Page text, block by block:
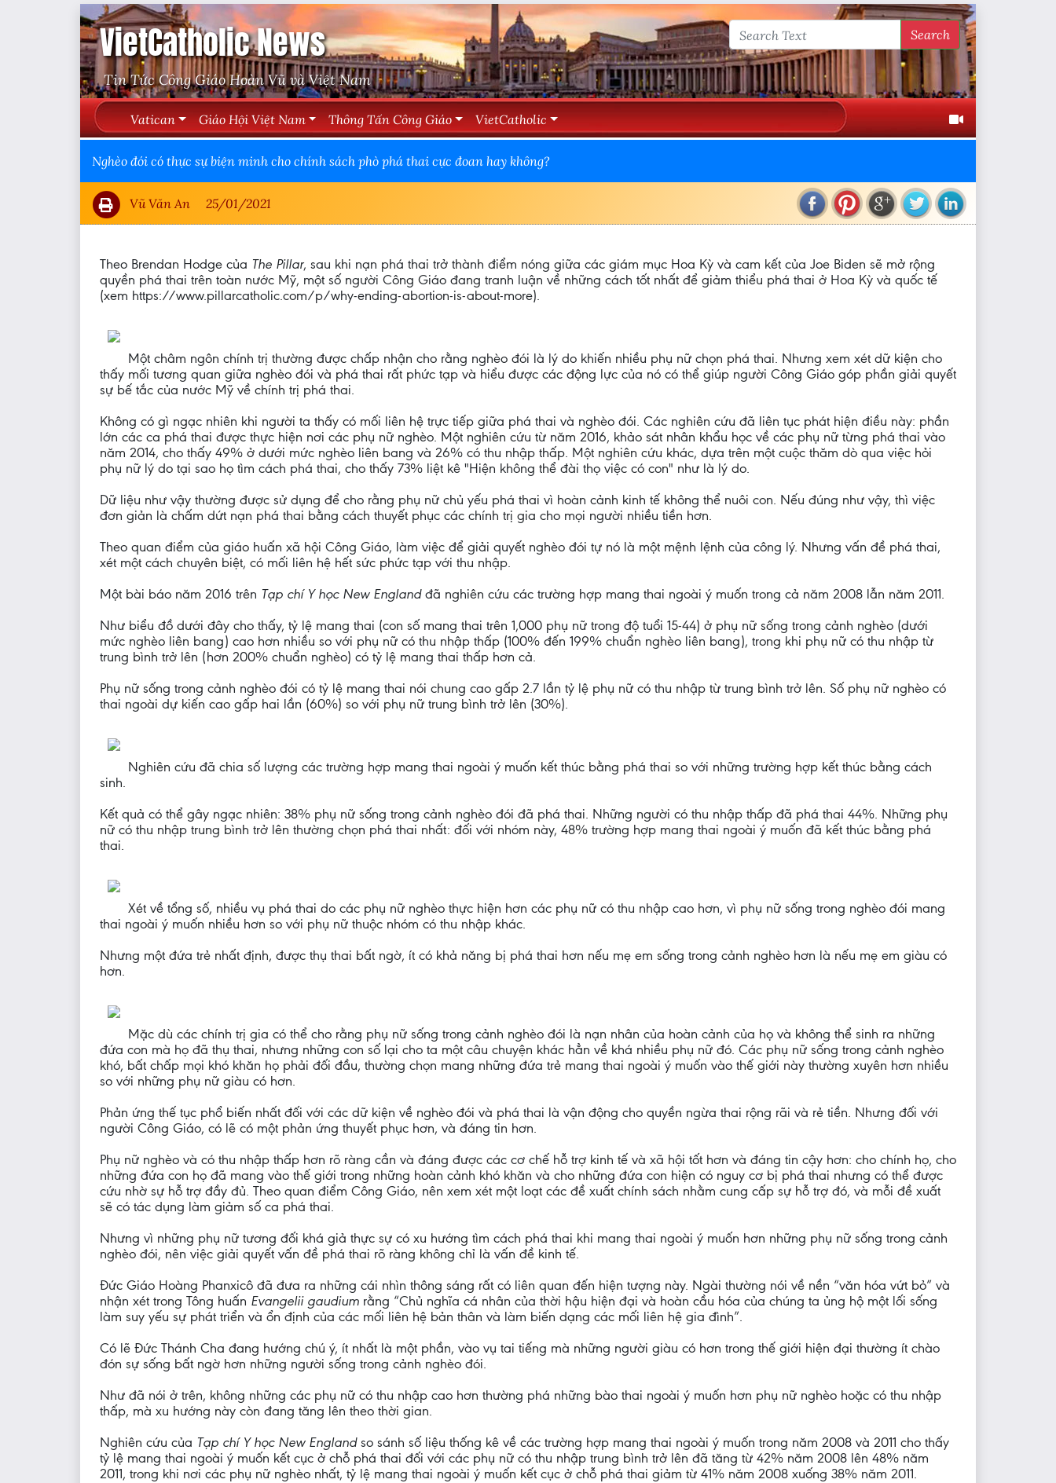
VietCatholic News
Tin Tức Công Giáo Hoàn Vũ và Việt Nam
Search
Vatican Giáo Hội Việt Nam Thông Tấn Công Giáo VietCatholic
Nghèo đói có thực sự biện minh cho chính sách phò phá thai cực đoan hay không?
Vũ Văn An 25/01/2021
Theo Brendan Hodge của The Pillar, sau khi nạn phá thai trở thành điểm nóng giữa các giám mục Hoa Kỳ và cam kết của Joe Biden sẽ mở rộng
quyền phá thai trên toàn nước Mỹ, một số người Công Giáo đang tranh luận về những cách tốt nhất để giảm thiểu phá thai ở Hoa Kỳ và quốc tế
(xem https://www.pillarcatholic.com/p/why-ending-abortion-is-about-more).
Một châm ngôn chính trị thường được chấp nhận cho rằng nghèo đói là lý do khiến nhiều phụ nữ chọn phá thai. Nhưng xem xét dữ kiện cho
thấy mối tương quan giữa nghèo đói và phá thai rất phức tạp và hiểu được các động lực của nó có thể giúp người Công Giáo góp phần giải quyết
sự bế tắc của nước Mỹ về chính trị phá thai.
Không có gì ngạc nhiên khi người ta thấy có mối liên hệ trực tiếp giữa phá thai và nghèo đói. Các nghiên cứu đã liên tục phát hiện điều này: phần
lớn các ca phá thai được thực hiện nơi các phụ nữ nghèo. Một nghiên cứu từ năm 2016, khảo sát nhân khẩu học về các phụ nữ từng phá thai vào
năm 2014, cho thấy 49% ở dưới mức nghèo liên bang và 26% có thu nhập thấp. Một nghiên cứu khác, dựa trên một cuộc thăm dò qua việc hỏi
phụ nữ lý do tại sao họ tìm cách phá thai, cho thấy 73% liệt kê "Hiện không thể đài thọ việc có con" như là lý do.
Dữ liệu như vậy thường được sử dụng để cho rằng phụ nữ chủ yếu phá thai vì hoàn cảnh kinh tế không thể nuôi con. Nếu đúng như vậy, thì việc
đơn giản là chấm dứt nạn phá thai bằng cách thuyết phục các chính trị gia cho mọi người nhiều tiền hơn.
Theo quan điểm của giáo huấn xã hội Công Giáo, làm việc để giải quyết nghèo đói tự nó là một mệnh lệnh của công lý. Nhưng vấn đề phá thai,
xét một cách chuyên biệt, có mối liên hệ hết sức phức tạp với thu nhập.
Một bài báo năm 2016 trên Tạp chí Y học New Englandđã nghiên cứu các trường hợp mang thai ngoài ý muốn trong cả năm 2008 lẫn năm 2011.
Như biểu đồ dưới đây cho thấy, tỷ lệ mang thai (con số mang thai trên 1,000 phụ nữ trong độ tuổi 15-44) ở phụ nữ sống trong cảnh nghèo (dưới
mức nghèo liên bang) cao hơn nhiều so với phụ nữ có thu nhập thấp (100% đến 199% chuẩn nghèo liên bang), trong khi phụ nữ có thu nhập từ
trung bình trở lên (hơn 200% chuẩn nghèo) có tỷ lệ mang thai thấp hơn cả.
Phụ nữ sống trong cảnh nghèo đói có tỷ lệ mang thai nói chung cao gấp 2.7 lần tỷ lệ phụ nữ có thu nhập từ trung bình trở lên. Số phụ nữ nghèo có
thai ngoài dự kiến cao gấp hai lần (60%) so với phụ nữ trung bình trở lên (30%).
Nghiên cứu đã chia số lượng các trường hợp mang thai ngoài ý muốn kết thúc bằng phá thai so với những trường hợp kết thúc bằng cách
sinh.
Kết quả có thể gây ngạc nhiên: 38% phụ nữ sống trong cảnh nghèo đói đã phá thai. Những người có thu nhập thấp đã phá thai 44%. Những phụ
nữ có thu nhập trung bình trở lên thường chọn phá thai nhất: đối với nhóm này, 48% trường hợp mang thai ngoài ý muốn đã kết thúc bằng phá
thai.
Xét về tổng số, nhiều vụ phá thai do các phụ nữ nghèo thực hiện hơn các phụ nữ có thu nhập cao hơn, vì phụ nữ sống trong nghèo đói mang
thai ngoài ý muốn nhiều hơn so với phụ nữ thuộc nhóm có thu nhập khác.
Nhưng một đứa trẻ nhất định, được thụ thai bất ngờ, ít có khả năng bị phá thai hơn nếu mẹ em sống trong cảnh nghèo hơn là nếu mẹ em giàu có
hơn.
Mặc dù các chính trị gia có thể cho rằng phụ nữ sống trong cảnh nghèo đói là nạn nhân của hoàn cảnh của họ và không thể sinh ra những
đứa con mà họ đã thụ thai, nhưng những con số lại cho ta một câu chuyện khác hẳn về khá nhiều phụ nữ đó. Các phụ nữ sống trong cảnh nghèo
khó, bất chấp mọi khó khăn họ phải đối đầu, thường chọn mang những đứa trẻ mang thai ngoài ý muốn vào thế giới này thường xuyên hơn nhiều
so với những phụ nữ giàu có hơn.
Phản ứng thế tục phổ biến nhất đối với các dữ kiện về nghèo đói và phá thai là vận động cho quyền ngừa thai rộng rãi và rẻ tiền. Nhưng đối với
người Công Giáo, có lẽ có một phản ứng thuyết phục hơn, và đáng tin hơn.
Phụ nữ nghèo và có thu nhập thấp hơn rõ ràng cần và đáng được các cơ chế hỗ trợ kinh tế và xã hội tốt hơn và đáng tin cậy hơn: cho chính họ, cho
những đứa con họ đã mang vào thế giới trong những hoàn cảnh khó khăn và cho những đứa con hiện có nguy cơ bị phá thai nhưng có thể được
cứu nhờ sự hỗ trợ đầy đủ. Theo quan điểm Công Giáo, nên xem xét một loạt các đề xuất chính sách nhằm cung cấp sự hỗ trợ đó, và mỗi đề xuất
sẽ có tác dụng làm giảm số ca phá thai.
Nhưng vì những phụ nữ tương đối khá giả thực sự có xu hướng tìm cách phá thai khi mang thai ngoài ý muốn hơn những phụ nữ sống trong cảnh
nghèo đói, nên việc giải quyết vấn đề phá thai rõ ràng không chỉ là vấn đề kinh tế.
Đức Giáo Hoàng Phanxicô đã đưa ra những cái nhìn thông sáng rất có liên quan đến hiện tượng này. Ngài thường nói về nền “văn hóa vứt bỏ” và
nhận xét trong Tông huấn Evangelii gaudium rằng “Chủ nghĩa cá nhân của thời hậu hiện đại và hoàn cầu hóa của chúng ta ủng hộ một lối sống
làm suy yếu sự phát triển và ổn định của các mối liên hệ bản thân và làm biến dạng các mối liên hệ gia đình”.
Có lẽ Đức Thánh Cha đang hướng chú ý, ít nhất là một phần, vào vụ tai tiếng mà những người giàu có hơn trong thế giới hiện đại thường ít chào
đón sự sống bất ngờ hơn những người sống trong cảnh nghèo đói.
Như đã nói ở trên, không những các phụ nữ có thu nhập cao hơn thường phá những bào thai ngoài ý muốn hơn phụ nữ nghèo hoặc có thu nhập
thấp, mà xu hướng này còn đang tăng lên theo thời gian.
Nghiên cứu của Tạp chí Y học New England so sánh số liệu thống kê về các trường hợp mang thai ngoài ý muốn trong năm 2008 và 2011 cho thấy
tỷ lệ mang thai ngoài ý muốn kết cục ở chỗ phá thai đối với các phụ nữ có thu nhập trung bình trở lên đã tăng từ 42% năm 2008 lên 48% năm
2011, trong khi nơi các phụ nữ nghèo nhất, tỷ lệ mang thai ngoài ý muốn kết cục ở chỗ phá thai giảm từ 41% năm 2008 xuống 38% năm 2011.